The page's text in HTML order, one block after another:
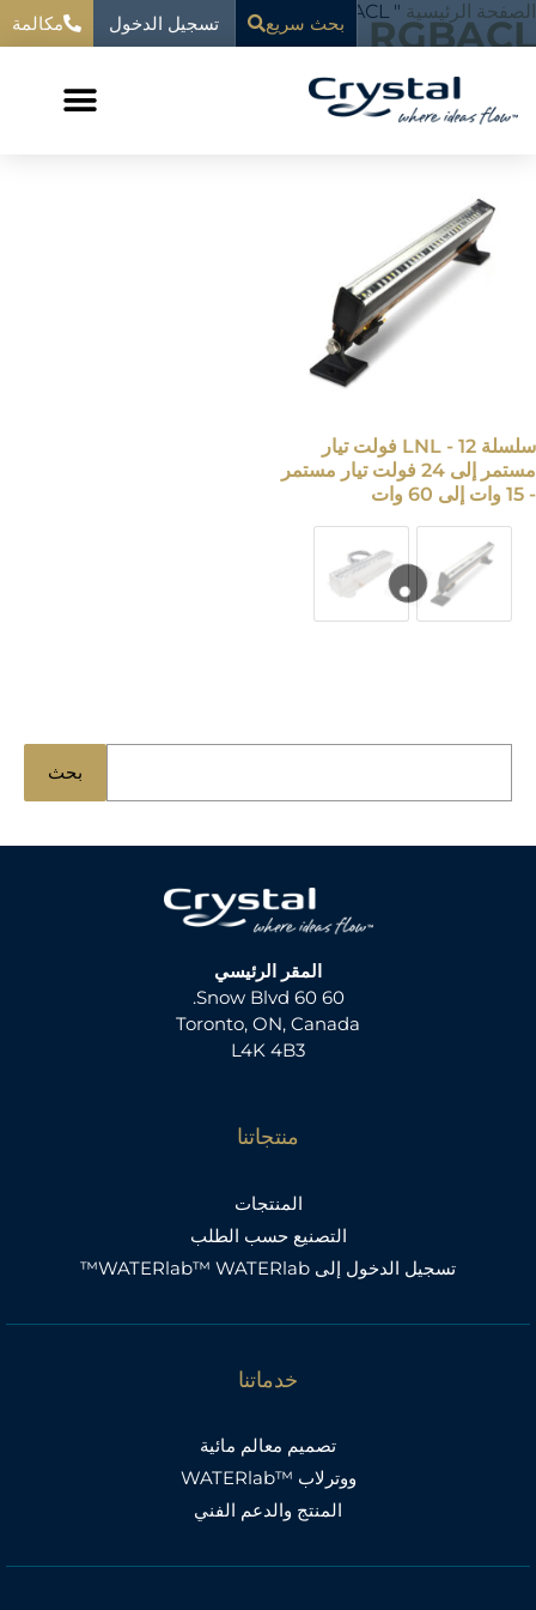
المحتوى
تخطي
إلى
بحث سريع تسجيل الدخول مكالمة
بحث
الصفحة الرئيسية "
RGBACL
RGBACL
عرض النتيجة الواحدة
سلسلة LNL - 12 فولت تيار
مستمر إلى 24 فولت تيار مستمر
- 15 وات إلى 60 وات
المقر الرئيسي
60 60 Snow Blvd.
Toronto, ON, Canada
L4K 4B3
منتجاتنا
المنتجات
التصنيع حسب الطلب
تسجيل الدخول إلى WATERlab™ WATERlab™
خدماتنا
تصميم معالم مائية
ووترلاب ™WATERlab
المنتج والدعم الفني